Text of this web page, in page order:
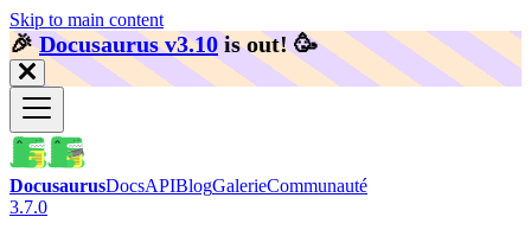
Skip to main content
🎉️Docusaurus v3.10 is out! 🥳️
DocusaurusDocsAPIBlogGalerieCommunauté
3.7.0